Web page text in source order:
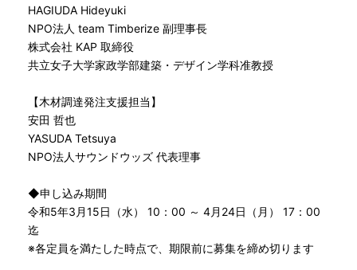
HAGIUDA Hideyuki
NPO法人 team Timberize 副理事長
株式会社 KAP 取締役
共立女子大学家政学部建築・デザイン学科准教授
【木材調達発注支援担当】
安田 哲也
YASUDA Tetsuya
NPO法人サウンドウッズ 代表理事
◆申し込み期間
令和5年3月15日（水） 10：00 ～ 4月24日（月） 17：00
迄
※各定員を満たした時点で、期限前に募集を締め切ります